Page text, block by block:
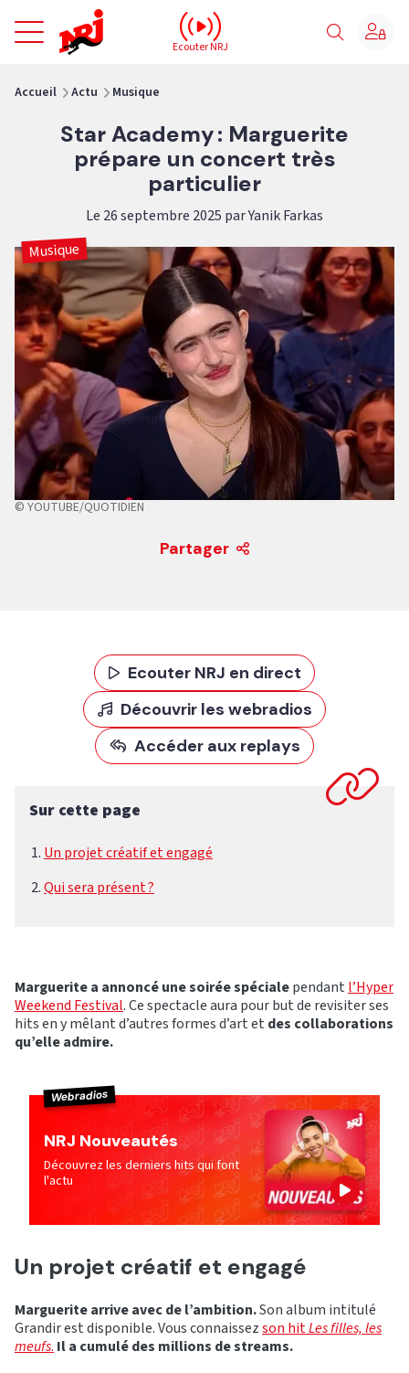
NRJ - Accueil
Ecouter NRJ
Accueil Actu Musique
Star Academy : Marguerite
prépare un concert très
particulier
Le 26 septembre 2025 par Yanik Farkas
Musique
© YOUTUBE/QUOTIDIEN
Partager
Ecouter NRJ en direct
Découvrir les webradios
Accéder aux replays
Sur cette page
Un projet créatif et engagé
Qui sera présent ?
Marguerite a annoncé une soirée spécialependant l’Hyper
Weekend Festival. Ce spectacle aura pour but de revisiter ses
hits en y mêlant d’autres formes d’art et des collaborations
qu’elle admire.
Webradios
NRJ Nouveautés
Découvrez les derniers hits qui font
l'actu
Un projet créatif et engagé
Marguerite arrive avec de l’ambition.Son album intitulé
Grandir est disponible. Vous connaissezson hitLes filles, les
meufs. Il a cumulé des millions de streams.